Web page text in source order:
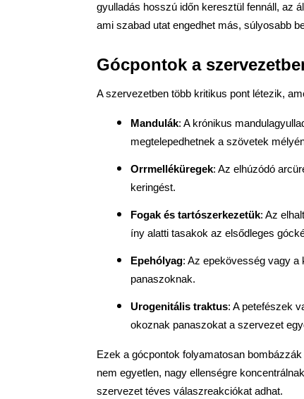
gyulladás hosszú időn keresztül fennáll, az
ami szabad utat engedhet más, súlyosabb
Gócpontok a
A szervezetben több kritikus pont létezik,
Mandulák: A krónikus
megtelepedhetnek a szövetek
Orrmelléküregek: Az elhúzódó
keringést.
Fogak és tartószerkezetük: Az
íny alatti tasakok az elsődleges
Epehólyag: Az epekövesség vagy a
panaszoknak.
Urogenitális traktus: A petefészek
okoznak panaszokat a szervezet
Ezek a gócpontok folyamatosan
nem egyetlen, nagy ellenségre
szervezet téves válaszreakciókat adhat.